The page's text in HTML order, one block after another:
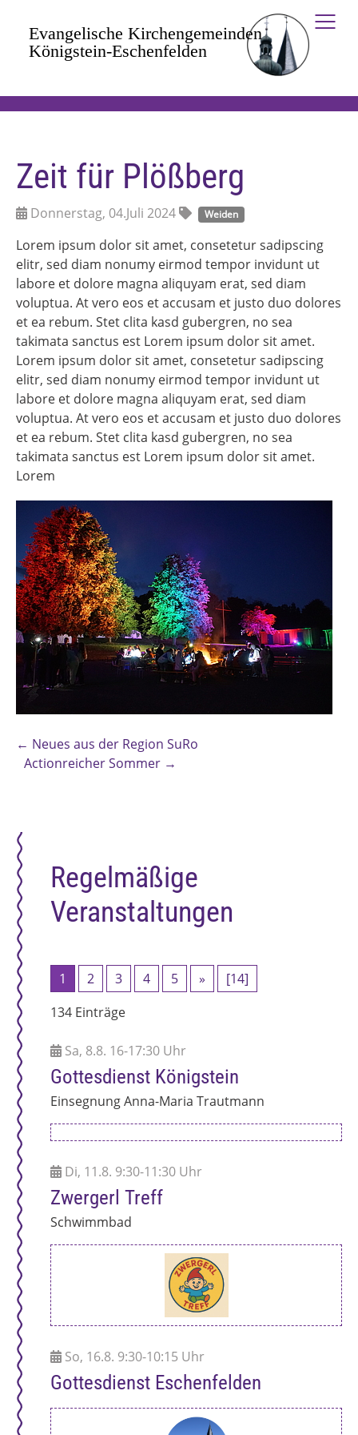
Zeit für Plößberg
Donnerstag, 04.Juli 2024 Weiden
Lorem ipsum dolor sit amet, consetetur sadipscing
elitr, sed diam nonumy eirmod tempor invidunt ut
labore et dolore magna aliquyam erat, sed diam
voluptua. At vero eos et accusam et justo duo dolores
et ea rebum. Stet clita kasd gubergren, no sea
takimata sanctus est Lorem ipsum dolor sit amet.
Lorem ipsum dolor sit amet, consetetur sadipscing
elitr, sed diam nonumy eirmod tempor invidunt ut
labore et dolore magna aliquyam erat, sed diam
voluptua. At vero eos et accusam et justo duo dolores
et ea rebum. Stet clita kasd gubergren, no sea
takimata sanctus est Lorem ipsum dolor sit amet.
Lorem
← Neues aus der Region SuRo
Actionreicher Sommer →
Regelmäßige
Veranstaltungen
1 2 3 4 5 »
[14]
134 Einträge
Sa, 8.8. 16-17:30 Uhr
Gottesdienst Königstein
Einsegnung Anna-Maria Trautmann
Di, 11.8. 9:30-11:30 Uhr
Zwergerl Treff
Schwimmbad
So, 16.8. 9:30-10:15 Uhr
Gottesdienst Eschenfelden